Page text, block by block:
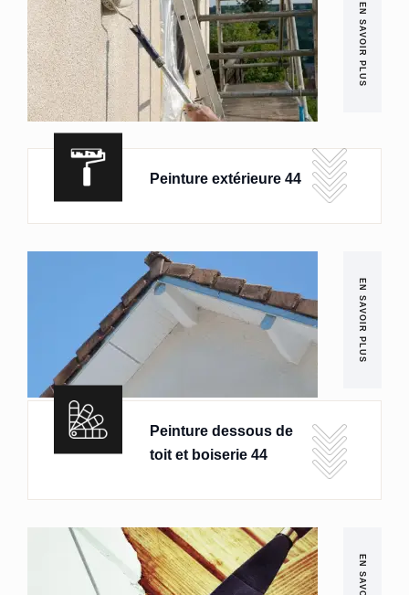
EN SAVOIR PLUS
Peinture extérieure 44
EN SAVOIR PLUS
Peinture dessous de
toit et boiserie 44